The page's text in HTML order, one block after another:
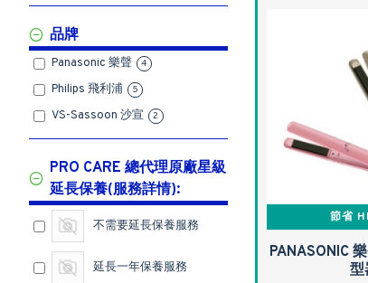
品牌
Panasonic 樂聲 4
Philips 飛利浦 5
VS-Sassoon 沙宣 2
PRO CARE 總代理原廠星級
延長保養(服務詳情):
不需要延長保養服務
延長一年保養服務
節省
PANASONIC
型